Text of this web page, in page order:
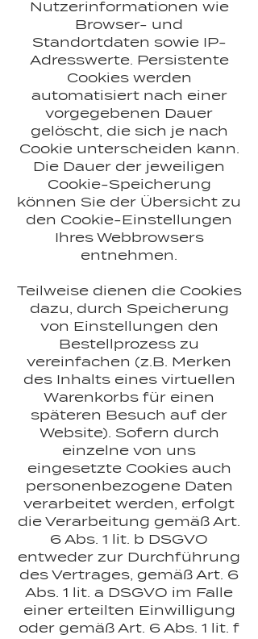
Nutzerinformationen wie
Browser- und
Standortdaten sowie IP-
Adresswerte. Persistente
Cookies werden
automatisiert nach einer
vorgegebenen Dauer
gelöscht, die sich je nach
Cookie unterscheiden kann.
Die Dauer der jeweiligen
Cookie-Speicherung
können Sie der Übersicht zu
den Cookie-Einstellungen
Ihres Webbrowsers
entnehmen.
Teilweise dienen die Cookies
dazu, durch Speicherung
von Einstellungen den
Bestellprozess zu
vereinfachen (z.B. Merken
des Inhalts eines virtuellen
Warenkorbs für einen
späteren Besuch auf der
Website). Sofern durch
einzelne von uns
eingesetzte Cookies auch
personenbezogene Daten
verarbeitet werden, erfolgt
die Verarbeitung gemäß Art.
6 Abs. 1 lit. b DSGVO
entweder zur Durchführung
des Vertrages, gemäß Art. 6
Abs. 1 lit. a DSGVO im Falle
einer erteilten Einwilligung
oder gemäß Art. 6 Abs. 1 lit. f